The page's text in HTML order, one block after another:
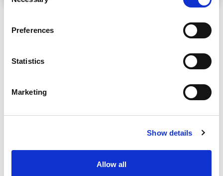
Preferences
Statistics
Marketing
Show details
Allow all
Toimipaikat